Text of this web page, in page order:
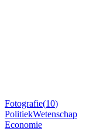
Fotografie(10)
PolitiekWetenschap
Economie